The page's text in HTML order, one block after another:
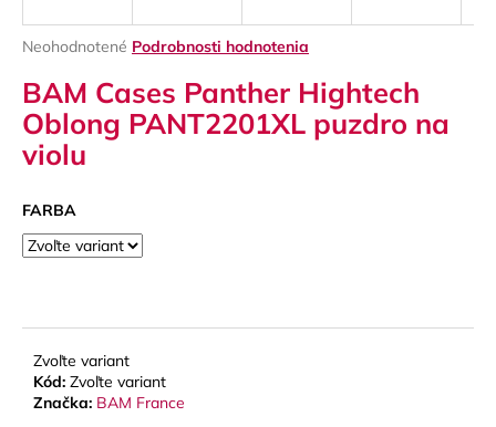
Priemerné
produktu
je
0,0
z
5
Neohodnotené Podrobnosti hodnotenia
BAM Cases Panther Hightech
Oblong PANT2201XL puzdro na
violu
FARBA
Zvoľte variant
Kód: Zvoľte variant
Značka: BAM France
ť
?
O
o
ú